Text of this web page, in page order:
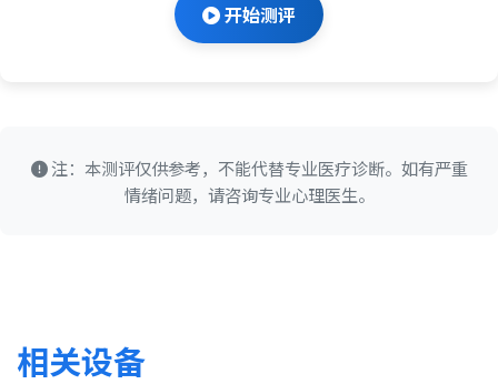
开始测评
注：本测评仅供参考，不能代替专业医疗诊断。如有严重
情绪问题，请咨询专业心理医生。
相关设备